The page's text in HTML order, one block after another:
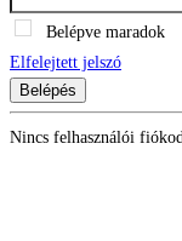
Belépve maradok
Elfelejtett jelszó
Belépés
Nincs felhasználói